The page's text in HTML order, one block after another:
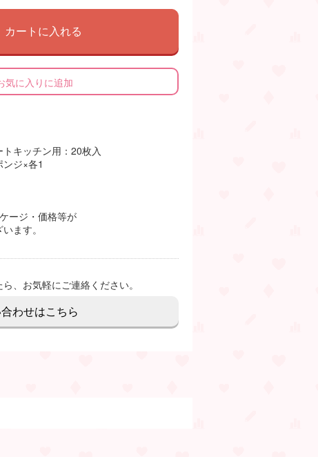
カートに入れる
気に入りに追加
トキッチン用：20枚入
ジ×各1
ージ・価格等が
ます。
、お気軽にご連絡ください。
わせはこちら